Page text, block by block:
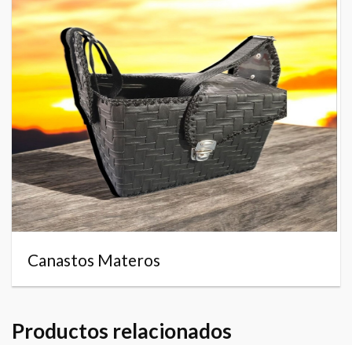
Canastos Materos
Productos relacionados